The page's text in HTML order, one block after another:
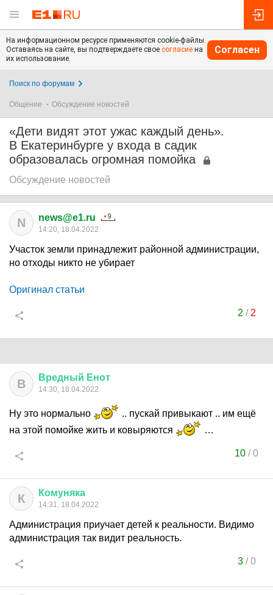
На информационном ресурсе применяются cookie-файлы.
Оставаясь на сайте, вы подтверждаете свое согласие на
их использование.
Согласен
Поиск по форумам
Общение Обсуждение новостей
«Дети видят этот ужас каждый день».
В Екатеринбурге у входа в садик
образовалась огромная помойка
Обсуждение новостей
N news@e1.ru
14:20, 18.04.2022
Участок земли принадлежит районной администрации,
но отходы никто не убирает
Оригинал статьи
2 / 2
В Вредный Енот
14:30, 18.04.2022
Ну это нормально
.. пускай привыкают .. им ещё
на этой помойке жить и ковыряются
…
10 /0
К Комуняка
14:31, 18.04.2022
Администрация приучает детей к реальности. Видимо
администрация так видит реальность.
3/0